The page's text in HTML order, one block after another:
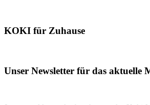
KOKI für Zuhause
Unser Newsletter für das aktuelle